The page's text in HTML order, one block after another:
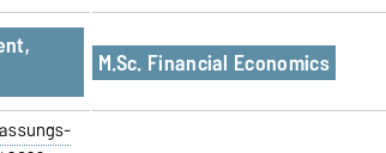
M.Sc. Financial Economics